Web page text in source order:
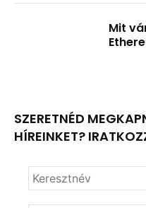
Mit
SZERETNÉD
HÍREINKET?